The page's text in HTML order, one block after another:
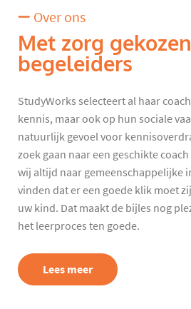
Over ons
Met zorg gekozen
begeleiders
StudyWorks selecteert al haar
kennis, maar ook op hun sociale
natuurlijk gevoel voor
zoek gaan naar een geschikte
wij altijd naar gemeenschappelijke
vinden dat er een goede klik moet
uw kind. Dat maakt de bijles nog
het leerproces ten goede.
Lees meer